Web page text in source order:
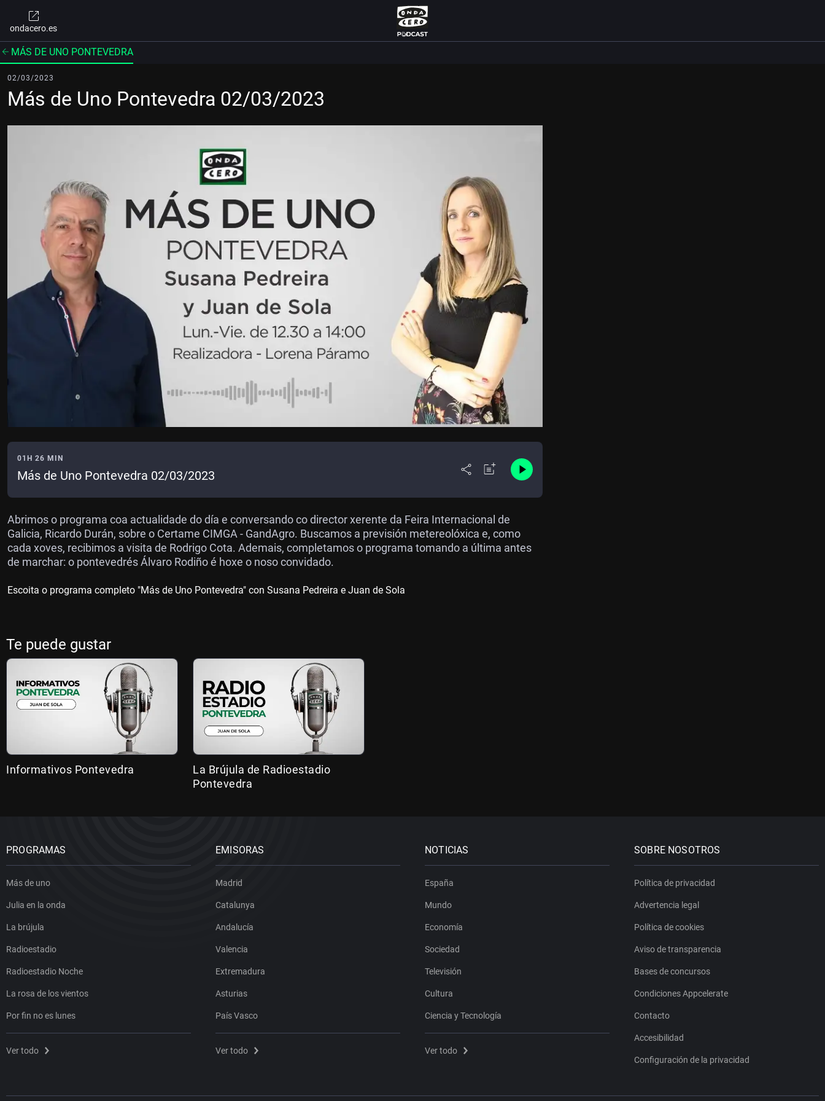
ondacero.es
MÁS DE UNO PONTEVEDRA
02/03/2023
Más de Uno Pontevedra 02/03/2023
01H 26 MIN
Más de Uno Pontevedra 02/03/2023
Abrimos o programa coa actualidade do día e conversando co director xerente da Feira Internacional de
Galicia, Ricardo Durán, sobre o Certame CIMGA - GandAgro. Buscamos a previsión metereolóxica e, como
cada xoves, recibimos a visita de Rodrigo Cota. Ademais, completamos o programa tomando a última antes
de marchar: o pontevedrés Álvaro Rodiño é hoxe o noso convidado.
Escoita o programa completo "Más de Uno Pontevedra" con Susana Pedreira e Juan de Sola
Te puede gustar
Informativos Pontevedra
La Brújula de Radioestadio
Pontevedra
PROGRAMAS
Más de uno
Julia en la onda
La brújula
Radioestadio
Radioestadio Noche
La rosa de los vientos
Por fin no es lunes
Ver todo
EMISORAS
Madrid
Catalunya
Andalucía
Valencia
Extremadura
Asturias
País Vasco
Ver todo
NOTICIAS
España
Mundo
Economía
Sociedad
Televisión
Cultura
Ciencia y Tecnología
Ver todo
SOBRE NOSOTROS
Política de privacidad
Advertencia legal
Política de cookies
Aviso de transparencia
Bases de concursos
Condiciones Appcelerate
Contacto
Accesibilidad
Configuración de la privacidad